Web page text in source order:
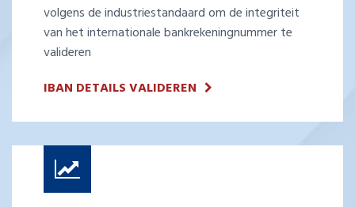
volgens de industriestandaard om de integriteit
van het internationale bankrekeningnummer te
valideren
IBAN DETAILS VALIDEREN